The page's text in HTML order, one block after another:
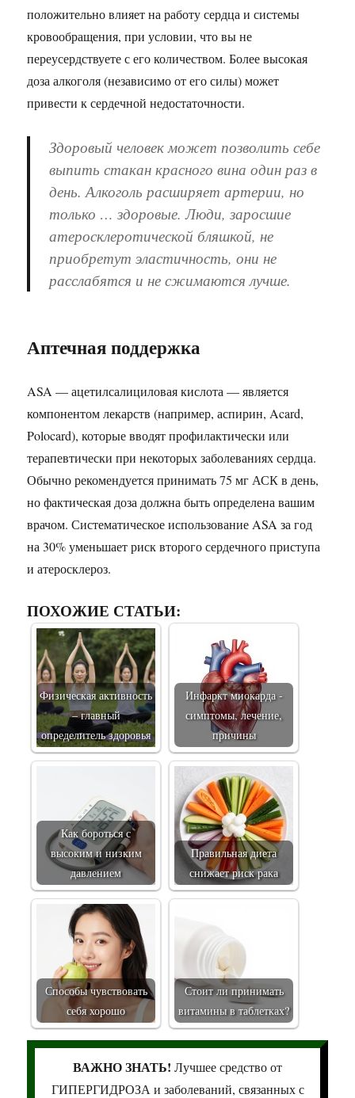
положительно влияет на работу сердца и системы
кровообращения, при условии, что вы не
переусердствуете с его количеством. Более высокая
доза алкоголя (независимо от его силы) может
привести к сердечной недостаточности.
Здоровый человек может позволить себе
выпить стакан красного вина один раз в
день. Алкоголь расширяет артерии, но
только … здоровые. Люди, заросшие
атеросклеротической бляшкой, не
приобретут эластичность, они не
расслабятся и не сжимаются лучше.
Аптечная поддержка
ASA — ацетилсалициловая кислота — является
компонентом лекарств (например, аспирин, Acard,
Polocard), которые вводят профилактически или
терапевтически при некоторых заболеваниях сердца.
Обычно рекомендуется принимать 75 мг АСК в день,
но фактическая доза должна быть определена вашим
врачом. Систематическое использование ASA за год
на 30% уменьшает риск второго сердечного приступа
и атеросклероз.
ПОХОЖИЕ СТАТЬИ:
Физическая активность
– главный
определитель здоровья
Инфаркт миокарда -
симптомы, лечение,
причины
Как бороться с
высоким и низким
давлением
Правильная диета
снижает риск рака
Способы чувствовать
себя хорошо
Стоит ли принимать
витамины в таблетках?
ВАЖНО ЗНАТЬ! Лучшее средство от
ГИПЕРГИДРОЗА и заболеваний, связанных с